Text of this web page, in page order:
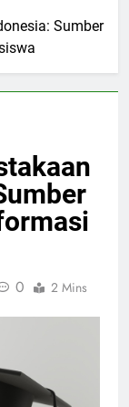
Sumber
0 2 Mins